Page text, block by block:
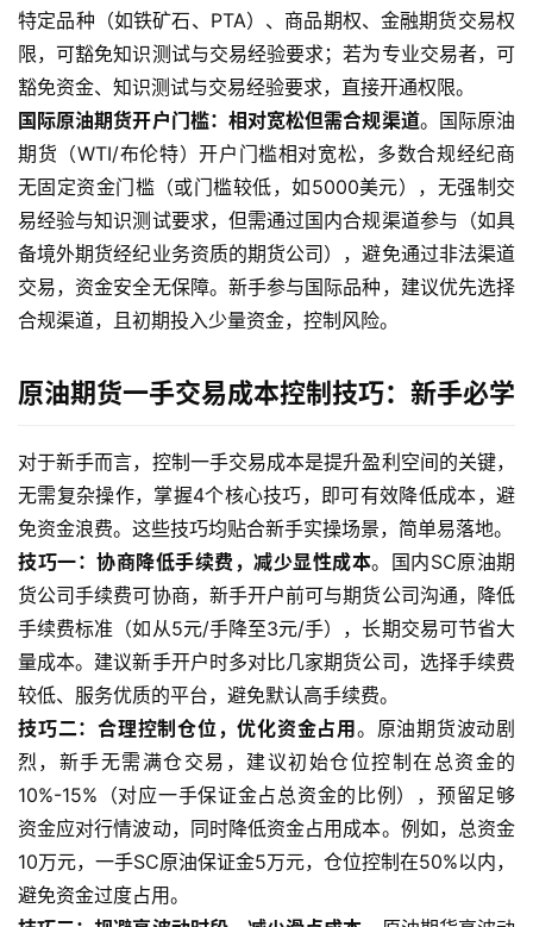
期
货
入
门
期
货
行
情
期
特定品种（如铁矿石、PTA）、商品期权、金融期货交易权
限，可豁免知识测试与交易经验要求；若为专业交易者，可
豁免资金、知识测试与交易经验要求，直接开通权限。
国际原油期货开户门槛：相对宽松但需合规渠道。国际原油
期货（WTI/布伦特）开户门槛相对宽松，多数合规经纪商
无固定资金门槛（或门槛较低，如5000美元），无强制交
易经验与知识测试要求，但需通过国内合规渠道参与（如具
备境外期货经纪业务资质的期货公司），避免通过非法渠道
交易，资金安全无保障。新手参与国际品种，建议优先选择
合规渠道，且初期投入少量资金，控制风险。
原油期货一手交易成本控制技巧：新手必学
对于新手而言，控制一手交易成本是提升盈利空间的关键，
无需复杂操作，掌握4个核心技巧，即可有效降低成本，避
免资金浪费。这些技巧均贴合新手实操场景，简单易落地。
技巧一：协商降低手续费，减少显性成本。国内SC原油期
货公司手续费可协商，新手开户前可与期货公司沟通，降低
手续费标准（如从5元/手降至3元/手），长期交易可节省大
量成本。建议新手开户时多对比几家期货公司，选择手续费
较低、服务优质的平台，避免默认高手续费。
技巧二：合理控制仓位，优化资金占用。原油期货波动剧
烈，新手无需满仓交易，建议初始仓位控制在总资金的
10%-15%（对应一手保证金占总资金的比例），预留足够
资金应对行情波动，同时降低资金占用成本。例如，总资金
10万元，一手SC原油保证金5万元，仓位控制在50%以内，
避免资金过度占用。